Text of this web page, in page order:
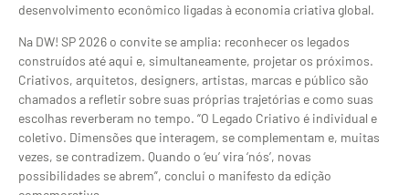
desenvolvimento econômico ligadas à economia criativa global.
Na DW! SP 2026 o convite se amplia: reconhecer os legados
construídos até aqui e, simultaneamente, projetar os próximos.
Criativos, arquitetos, designers, artistas, marcas e público são
chamados a refletir sobre suas próprias trajetórias e como suas
escolhas reverberam no tempo. “O Legado Criativo é individual e
coletivo. Dimensões que interagem, se complementam e, muitas
vezes, se contradizem. Quando o ‘eu’ vira ‘nós’, novas
possibilidades se abrem”, conclui o manifesto da edição